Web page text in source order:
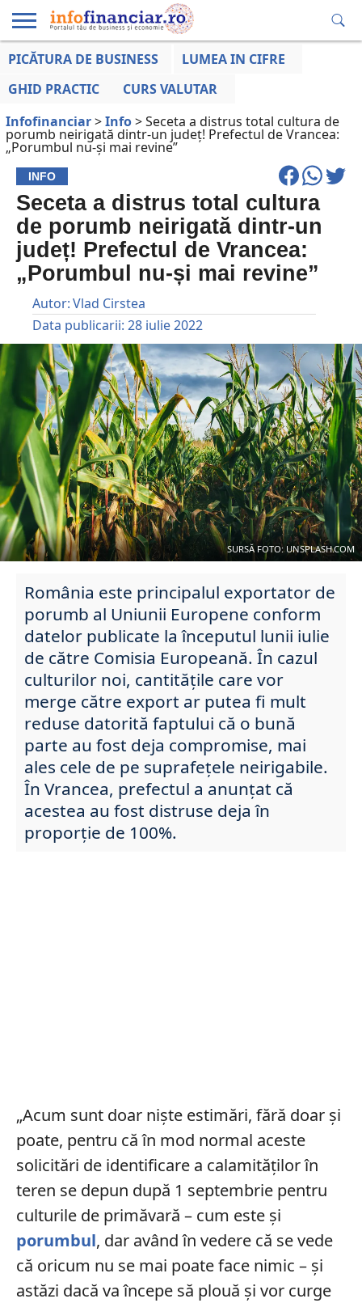
EDUCAȚIE
LA ZI
AFACERILOR
PICĂTURA DE BUSINESS
LUMEA IN CIFRE
GHID PRACTIC
CURS VALUTAR
Infofinanciar>Info>Seceta a distrus total cultura de
porumb neirigată dintr-un județ! Prefectul de Vrancea:
„Porumbul nu-și mai revine”
INFO
Seceta a distrus total cultura
de porumb neirigată dintr-un
județ! Prefectul de Vrancea:
„Porumbul nu-și mai revine”
Autor:Vlad Cirstea
Data publicarii: 28 iulie 2022
SURSĂ FOTO: UNSPLASH.COM
România este principalul exportator de
porumb al Uniunii Europene conform
datelor publicate la începutul lunii iulie
de către Comisia Europeană. În cazul
culturilor noi, cantitățile care vor
merge către export ar putea fi mult
reduse datorită faptului că o bună
parte au fost deja compromise, mai
ales cele de pe suprafețele neirigabile.
În Vrancea, prefectul a anunțat că
acestea au fost distruse deja în
proporție de 100%.
„Acum sunt doar niște estimări, fără doar și
poate, pentru că în mod normal aceste
solicitări de identificare a calamităților în
teren se depun după 1 septembrie pentru
culturile de primăvară – cum este și
porumbul, dar având în vedere că se vede
că oricum nu se mai poate face nimic – și
astăzi dacă va începe să plouă și vor curge